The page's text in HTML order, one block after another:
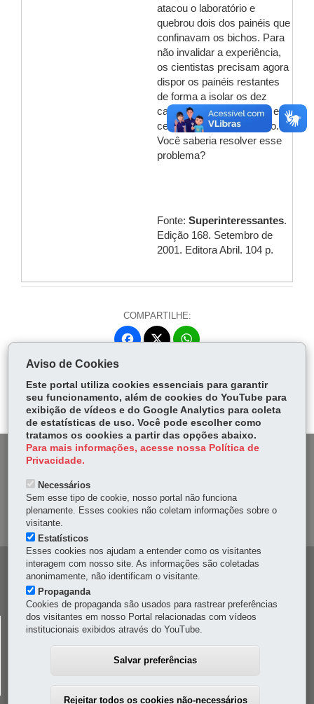
atacou o laboratório e
quebrou dois dos painéis que
confinavam os bichos. Para
não invalidar a experiência,
os cientistas precisam agora
dispor os painéis restantes
de forma a isolar os dez
cachorrinhos novamente em
celas de mesmo tamanho.
Você saberia resolver esse
problema?
Fonte: Superinteressantes.
Edição 168. Setembro de
2001. Editora Abril. 104 p.
COMPARTILHE:
Fa
ok
itt
er
W
Ap
p
DENUNCIE CORRUPÇÃO
OUVIDORIA
Navegação
principal
CELEPAR
Rua Mateus Leme, 1561 - Bom Retiro-80520-174-Curitiba
MAPA
41 3200-5000
Aviso de Cookies
Este portal utiliza cookies essenciais para garantir
seu funcionamento, além de cookies do YouTube para
exibição de vídeos e do Google Analytics para coleta
de estatísticas de uso. Você pode escolher como
tratamos os cookies a partir das opções abaixo.
Para mais informações, acesse nossa Política de
Privacidade.
Necessários
Sem esse tipo de cookie, nosso portal não funciona
plenamente. Esses cookies não coletam informações sobre o
visitante.
Estatísticos
Esses cookies nos ajudam a entender como os visitantes
interagem com nosso site. As informações são coletadas
anonimamente, não identificam o visitante.
Propaganda
Cookies de propaganda são usados para rastrear preferências
dos visitantes em nosso Portal relacionadas com vídeos
institucionais exibidos através do YouTube.
Salvar preferências
Rejeitar todos os cookies não-necessários